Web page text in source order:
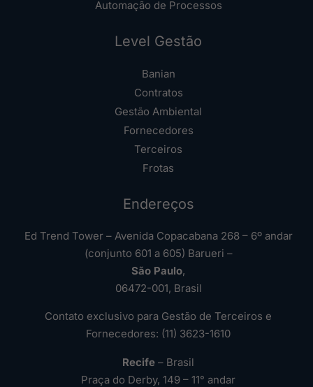
Automação de Processos
Level Gestão
Banian
Contratos
Gestão Ambiental
Fornecedores
Terceiros
Frotas
Endereços
Ed Trend Tower – Avenida Copacabana 268 – 6º andar
(conjunto 601 a 605) Barueri –
São Paulo,
06472-001, Brasil
Contato exclusivo para Gestão de Terceiros e
Fornecedores: (11) 3623-1610
Recife – Brasil
Praça do Derby, 149 – 11° andar